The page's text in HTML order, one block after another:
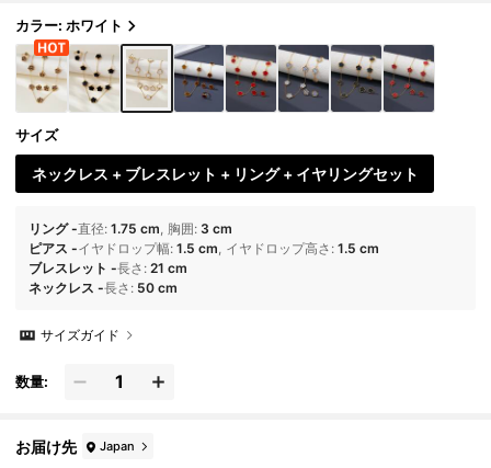
ガールフレンド、母の日のプレゼントにもおすす
めです。
カラー: ホワイト
サイズ
ネックレス + ブレスレット + リング + イヤリングセット
リング-直径: 1.75 cm 胸囲: 3 cm
ピアス -イヤドロップ幅: 1.5 cm イヤドロップ高さ : 1.5 cm
ブレスレット -長さ : 21 cm
ネックレス -長さ : 50 cm
サイズガイド
数量:
お届け先 Japan